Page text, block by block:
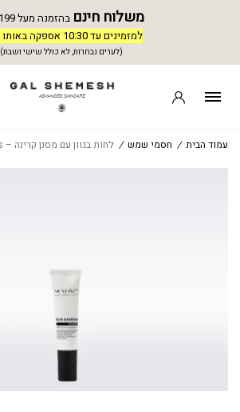
משלוח חינם בהזמנה מעל 199 ש״ח
למזמינים עד 10:30 אספקה באותו היום
(לערים נבחרות, לא כולל שישי ושבת)
עמוד הבית / חסמי שמש / לחות בגוון עם מסנן קרינה – Sun Barrier 50 Plus